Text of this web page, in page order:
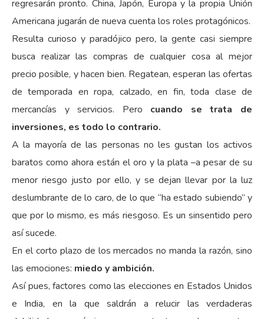
regresarán pronto. China, Japón, Europa y la propia Unión
Americana jugarán de nueva cuenta los roles protagónicos.
Resulta curioso y paradójico pero, la gente casi siempre
busca realizar las compras de cualquier cosa al mejor
precio posible, y hacen bien. Regatean, esperan las ofertas
de temporada en ropa, calzado, en fin, toda clase de
mercancías y servicios. Pero cuando se trata de
inversiones, es todo lo contrario.
A la mayoría de las personas no les gustan los activos
baratos como ahora están el oro y la plata –a pesar de su
menor riesgo justo por ello, y se dejan llevar por la luz
deslumbrante de lo caro, de lo que “ha estado subiendo” y
que por lo mismo, es más riesgoso. Es un sinsentido pero
así sucede.
En el corto plazo de los mercados no manda la razón, sino
las emociones: miedo y ambición.
Así pues, factores como las elecciones en Estados Unidos
e India, en la que saldrán a relucir las verdaderas